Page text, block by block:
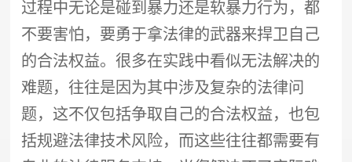
过程中无论是碰到暴力还是软暴力行为，都
不要害怕，要勇于拿法律的武器来捍卫自己
的合法权益。很多在实践中看似无法解决的
难题，往往是因为其中涉及复杂的法律问
题，这不仅包括争取自己的合法权益，也包
括规避法律技术风险，而这些往往都需要有